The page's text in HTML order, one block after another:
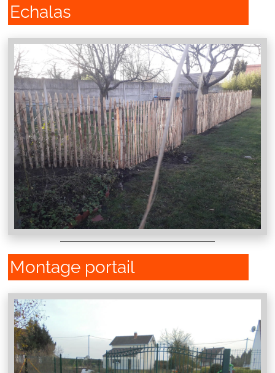
Echalas
Montage portail